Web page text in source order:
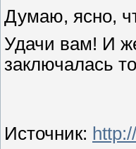
Думаю, ясно,
Удачи вам! И
заключалась
Источник: